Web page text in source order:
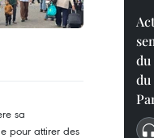
du
du